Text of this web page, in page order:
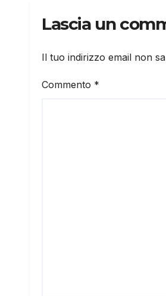
Lascia un
Il tuo indirizzo email non
Commento *